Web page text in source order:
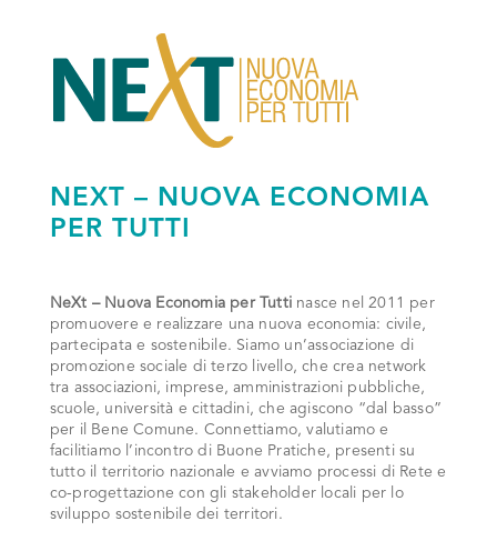
NEXT – NUOVA ECONOMIA
PER TUTTI
NeXt – Nuova Economia per Tutti nasce nel 2011 per
promuovere e realizzare una nuova economia: civile,
partecipata e sostenibile. Siamo un’associazione di
promozione sociale di terzo livello, che crea network
tra associazioni, imprese, amministrazioni pubbliche,
scuole, università e cittadini, che agiscono “dal basso”
per il Bene Comune. Connettiamo, valutiamo e
facilitiamo l’incontro di Buone Pratiche, presenti su
tutto il territorio nazionale e avviamo processi di Rete e
co-progettazione con gli stakeholder locali per lo
sviluppo sostenibile dei territori.